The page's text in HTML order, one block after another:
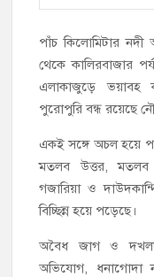
পাঁচ কিলোমিটার নদী
থেকে কালিরবাজার
এলাকাজুড়ে ভয়াবহ
পুরোপুরি বন্ধ রয়েছে
একই সঙ্গে অচল হয়ে
মতলব উত্তর, মতলব
গজারিয়া ও
বিচ্ছিন্ন হয়ে পড়েছে।
অবৈধ জাগ ও
অভিযোগ,